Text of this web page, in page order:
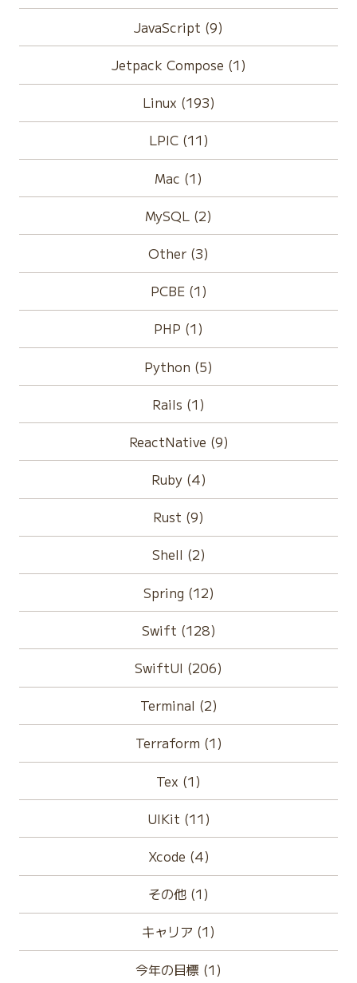
JavaScript (9)
Jetpack Compose (1)
Linux (193)
LPIC (11)
Mac (1)
MySQL (2)
Other (3)
PCBE (1)
PHP (1)
Python (5)
Rails (1)
ReactNative (9)
Ruby (4)
Rust (9)
Shell (2)
Spring (12)
Swift (128)
SwiftUI (206)
Terminal (2)
Terraform (1)
Tex (1)
UIKit (11)
Xcode (4)
その他 (1)
キャリア (1)
今年の目標 (1)